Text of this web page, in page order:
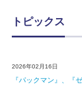
トピックス
2026年02月16日
『パックマン』、『